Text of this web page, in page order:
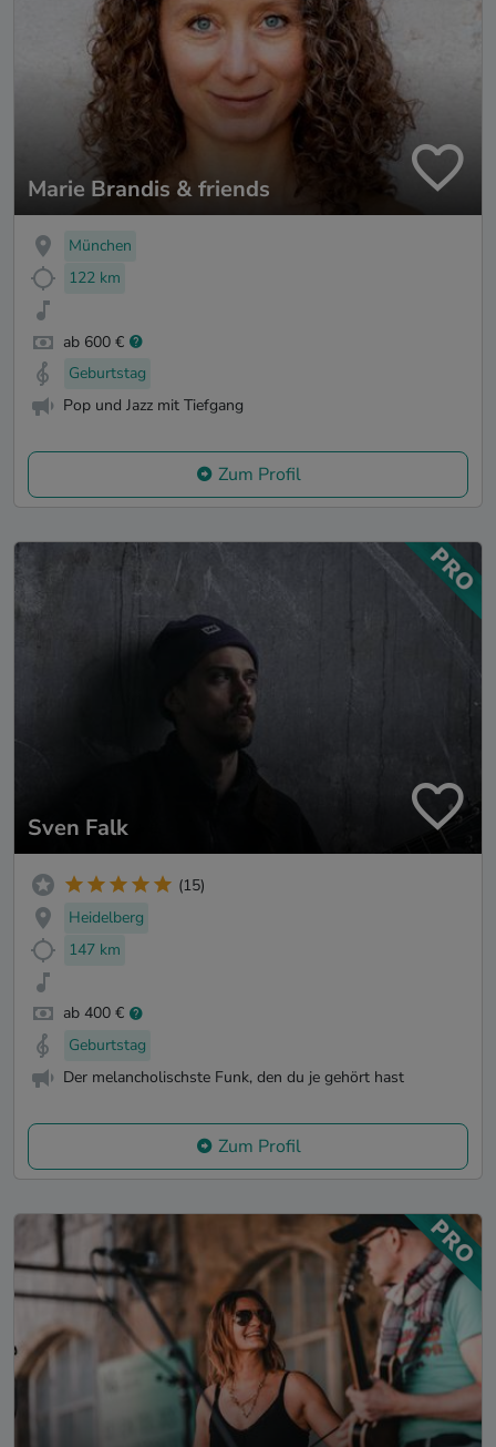
Marie Brandis & friends
München
122 km
ab 600 €
Geburtstag
Pop und Jazz mit Tiefgang
Zum Profil
Sven Falk
(15)
Heidelberg
147 km
ab 400 €
Geburtstag
Der melancholischste Funk, den du je gehört hast
Zum Profil